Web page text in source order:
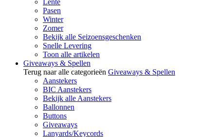
Lente
Pasen
Winter
Zomer
Bekijk alle Seizoensgeschenken
Snelle Levering
Toon alle artikelen
Giveaways & Spellen
Terug naar alle categorieën Giveaways & Spellen
Aanstekers
BIC Aanstekers
Bekijk alle Aanstekers
Ballonnen
Buttons
Giveaways
Lanyards/Keycords